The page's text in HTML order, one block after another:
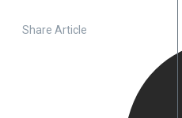
Share Article